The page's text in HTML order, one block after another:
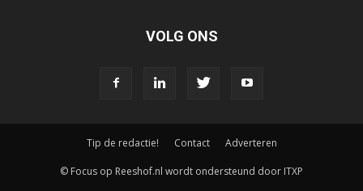
VOLG ONS
Tip de redactie! Contact Adverteren
© Focus op Reeshof.nl wordt ondersteund door ITXP